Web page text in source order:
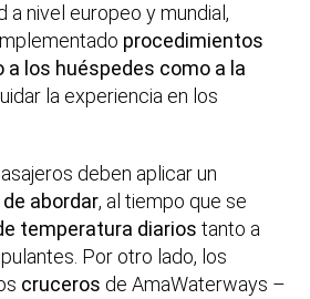
a nivel europeo y mundial,
procedimientos
los huéspedes como a la
la experiencia en los
deben aplicar un
abordar, al tiempo que se
temperatura diarios tanto a
Por otro lado, los
cruceros de AmaWaterways –